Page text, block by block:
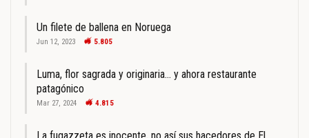
Un filete de ballena en Noruega
Jun 12, 2023 5.805
Luma, flor sagrada y originaria… y ahora restaurante
patagónico
Mar 27, 2024 4.815